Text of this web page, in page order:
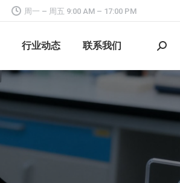
周一 – 周五 9:00 AM – 17:00 PM
行业动态 联系我们
搜